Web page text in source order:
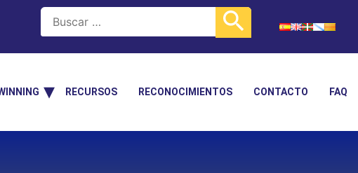
RECURSOS RECONOCIMIENTOS CONTACTO FAQ